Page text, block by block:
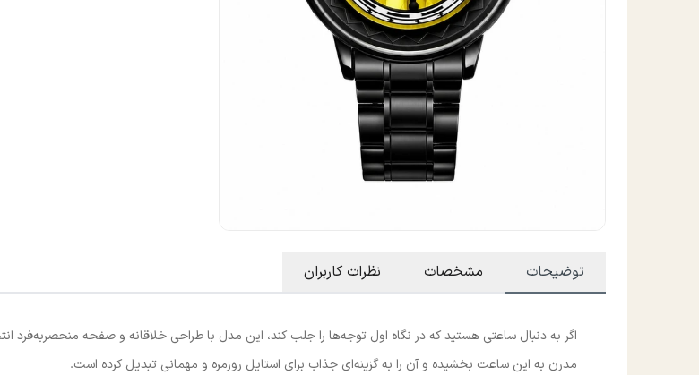
توضیحات مشخصات نظرات کاربران
اگر به دنبال ساعتی هستید که در نگاه اول توجه‌ها را جلب کند، این مدل با طراحی خلاقانه و صفحه
مدرن به این ساعت بخشیده و آن را به گزینه‌ای جذاب برای استایل روزمره و مهمانی تبدیل کرده است.